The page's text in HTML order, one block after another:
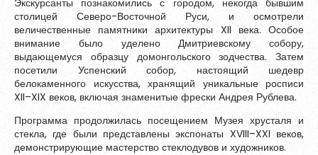
Экскурсанты познакомились с городом, некогда бывшим
столицей Северо-Восточной Руси, и осмотрели
величественные памятники архитектуры XII века. Особое
внимание было уделено Дмитриевскому собору,
выдающемуся образцу домонгольского зодчества. Затем
посетили Успенский собор, настоящий шедевр
белокаменного искусства, хранящий уникальные росписи
XII–XIX веков, включая знаменитые фрески Андрея Рублева.
Программа продолжилась посещением Музея хрусталя и
стекла, где были представлены экспонаты XVIII–XXI веков,
демонстрирующие мастерство стеклодувов и художников.
Зарегистрироваться